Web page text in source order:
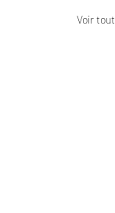
Voir tout